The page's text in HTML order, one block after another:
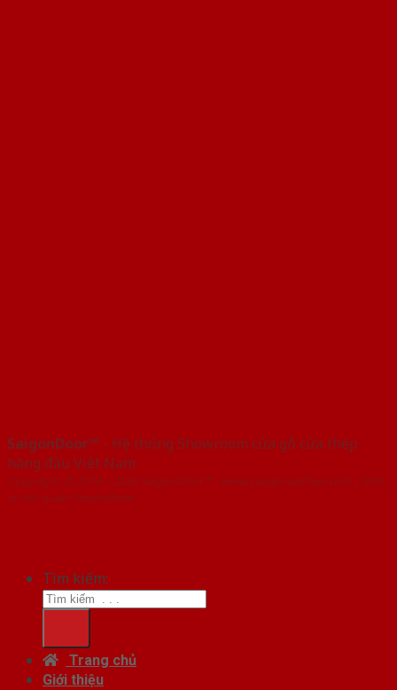
SaigonDoor™ - Hệ thống Showroom cửa gỗ cửa thép
hàng đầu Việt Nam
Copyright ⓒ 2016 – 2026 SaigonDoor™ - www.cuagocuathep.com | Đơn
vị chủ quản SaigonDoor
Tìm kiếm:
Trang chủ
Giới thiệu